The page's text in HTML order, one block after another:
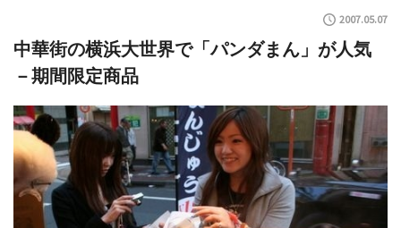
2007.05.07
中華街の横浜大世界で「パンダまん」が人気
－期間限定商品